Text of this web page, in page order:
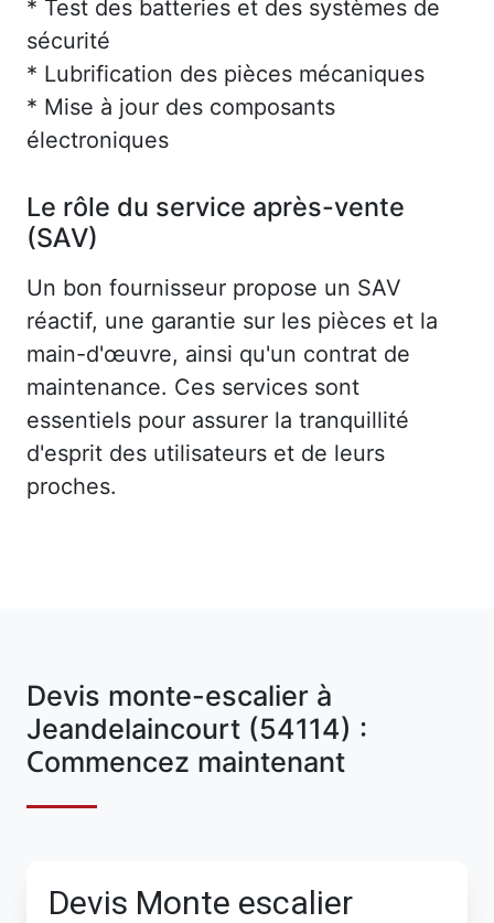
* Test des batteries et des systèmes de
sécurité
* Lubrification des pièces mécaniques
* Mise à jour des composants
électroniques
Le rôle du service après-vente
(SAV)
Un bon fournisseur propose un SAV
réactif, une garantie sur les pièces et la
main-d'œuvre, ainsi qu'un contrat de
maintenance. Ces services sont
essentiels pour assurer la tranquillité
d'esprit des utilisateurs et de leurs
proches.
Devis monte-escalier à
Jeandelaincourt (54114) :
Commencez maintenant
Devis Monte escalier